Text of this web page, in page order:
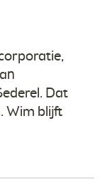
Dat
Wim blijft